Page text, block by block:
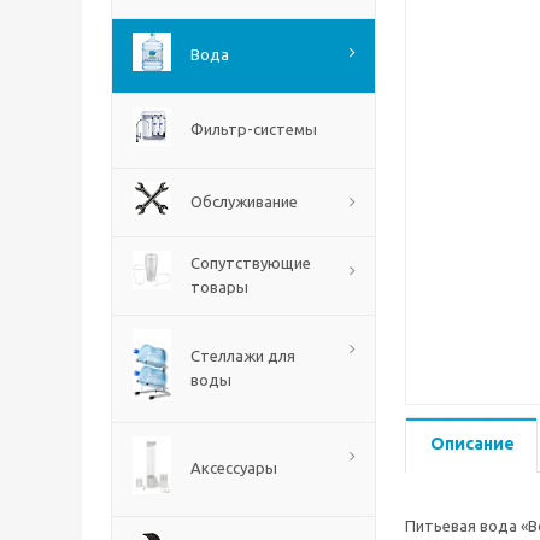
Вода
Фильтр-системы
Обслуживание
Сопутствующие
товары
Стеллажи для
воды
Аксессуары
Описание
Питьевая вода